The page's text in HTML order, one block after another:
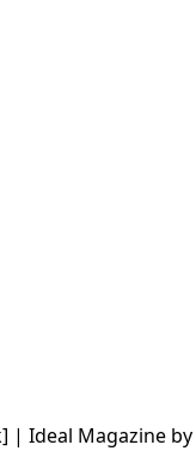
| Ideal Magazine by